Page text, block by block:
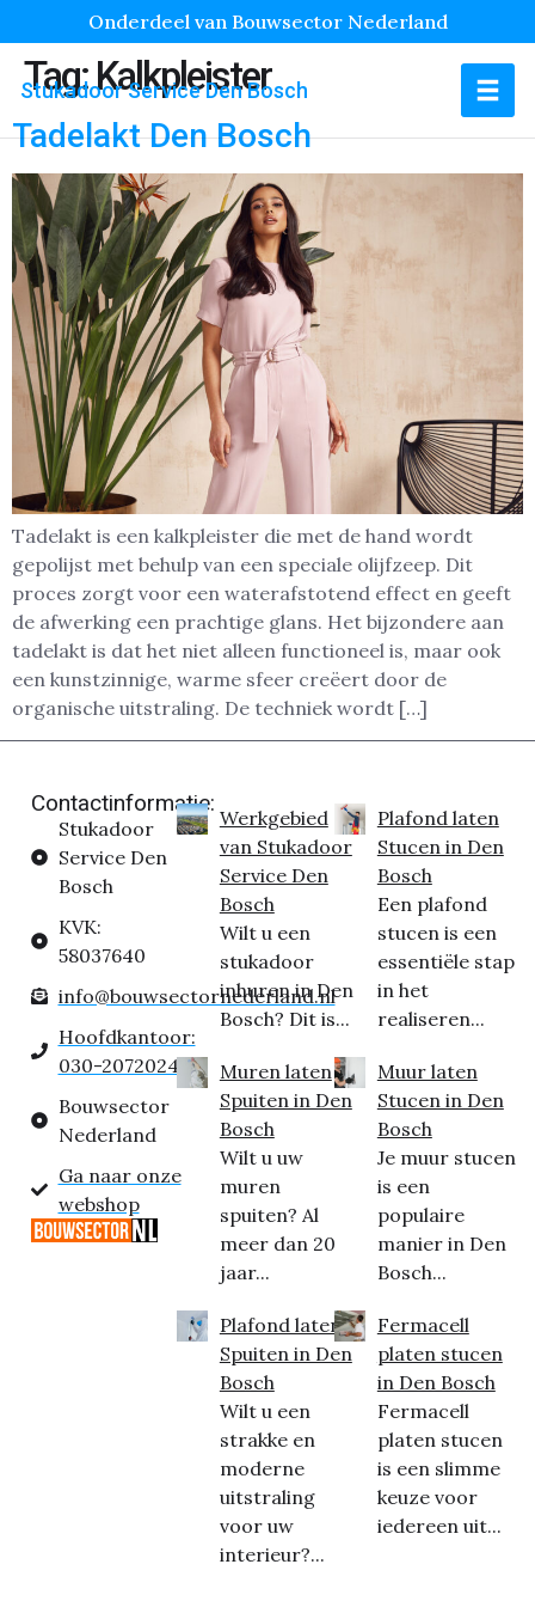
Onderdeel van Bouwsector Nederland
Stukadoor Service Den Bosch
Tag:Kalkpleister
Tadelakt Den Bosch
Tadelakt is een kalkpleister die met de hand wordt
gepolijst met behulp van een speciale olijfzeep. Dit
proces zorgt voor een waterafstotend effect en geeft
de afwerking een prachtige glans. Het bijzondere aan
tadelakt is dat het niet alleen functioneel is, maar ook
een kunstzinnige, warme sfeer creëert door de
organische uitstraling. De techniek wordt […]
Contactinformatie:
Stukadoor
Service Den
Bosch
KVK:
58037640
info@bouwsectornederland.nl
Hoofdkantoor:
030-2072024
Bouwsector
Nederland
Ga naar onze
webshop
Werkgebied
van Stukadoor
Service Den
Bosch
Wilt u een
stukadoor
inhuren in Den
Bosch? Dit is...
Muren laten
Spuiten in Den
Bosch
Wilt u uw
muren
spuiten? Al
meer dan 20
jaar...
Plafond laten
Spuiten in Den
Bosch
Wilt u een
strakke en
moderne
uitstraling
voor uw
interieur?...
Plafond laten
Stucen in Den
Bosch
Een plafond
stucen is een
essentiële stap
in het
realiseren...
Muur laten
Stucen in Den
Bosch
Je muur stucen
is een
populaire
manier in Den
Bosch...
Fermacell
platen stucen
in Den Bosch
Fermacell
platen stucen
is een slimme
keuze voor
iedereen uit...